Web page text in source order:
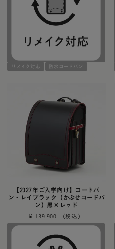
リメイク対応 防水コードバン
【2027年ご入学向け】コードバ
ン・レイブラック（かぶせコードバ
ン）黒×レッド
¥
139,900